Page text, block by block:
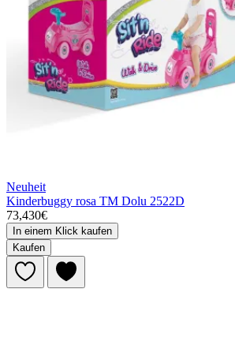
Neuheit
Kinderbuggy rosa TM Dolu 2522D
73,430€
In einem Klick kaufen
Kaufen